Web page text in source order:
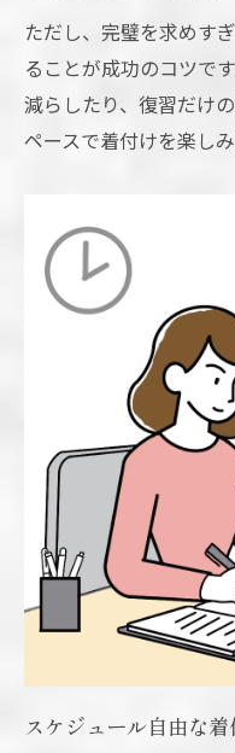
ただし、完璧を求めす
ることが成功のコツで
減らしたり、復習だけ
ペースで着付けを楽しみ
スケジュール自由な